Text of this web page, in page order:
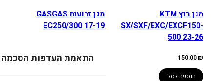
התאמת העדפות הסכמה
מגן בוץ KTM
SX/SXF/EXC/EXCF150-
500 23-26
150.00₪
הוספה לסל
מגן זרועות GASGAS
EC250/300 17-19